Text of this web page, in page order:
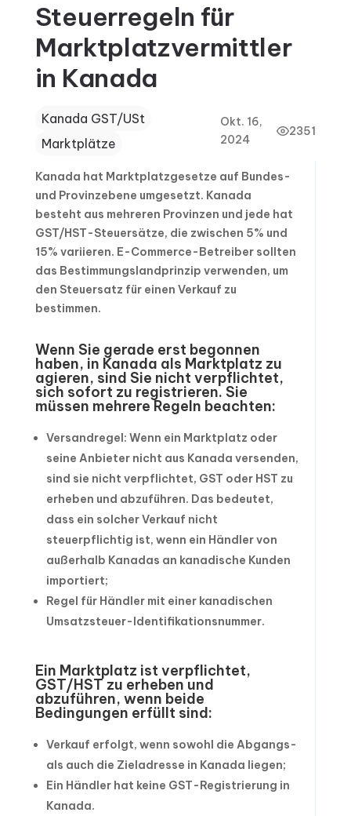
Steuerregeln für
Marktplatzvermittler
in Kanada
Kanada GST/USt
Marktplätze
Okt. 16,
2024
2351
Kanada hat Marktplatzgesetze auf Bundes-
und Provinzebene umgesetzt. Kanada
besteht aus mehreren Provinzen und jede hat
GST/HST-Steuersätze, die zwischen 5% und
15% variieren. E-Commerce-Betreiber sollten
das Bestimmungslandprinzip verwenden, um
den Steuersatz für einen Verkauf zu
bestimmen.
Wenn Sie gerade erst begonnen
haben, in Kanada als Marktplatz zu
agieren, sind Sie nicht verpflichtet,
sich sofort zu registrieren. Sie
müssen mehrere Regeln beachten:
Versandregel: Wenn ein Marktplatz oder
seine Anbieter nicht aus Kanada versenden,
sind sie nicht verpflichtet, GST oder HST zu
erheben und abzuführen. Das bedeutet,
dass ein solcher Verkauf nicht
steuerpflichtig ist, wenn ein Händler von
außerhalb Kanadas an kanadische Kunden
importiert;
Regel für Händler mit einer kanadischen
Umsatzsteuer-Identifikationsnummer.
Ein Marktplatz ist verpflichtet,
GST/HST zu erheben und
abzuführen, wenn beide
Bedingungen erfüllt sind:
Verkauf erfolgt, wenn sowohl die Abgangs-
als auch die Zieladresse in Kanada liegen;
Ein Händler hat keine GST-Registrierung in
Kanada.